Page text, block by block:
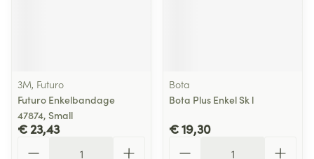
3M, Futuro
Futuro Enkelbandage
47874, Small
€ 23,43
Bota
Bota Plus Enkel Sk l
€ 19,30